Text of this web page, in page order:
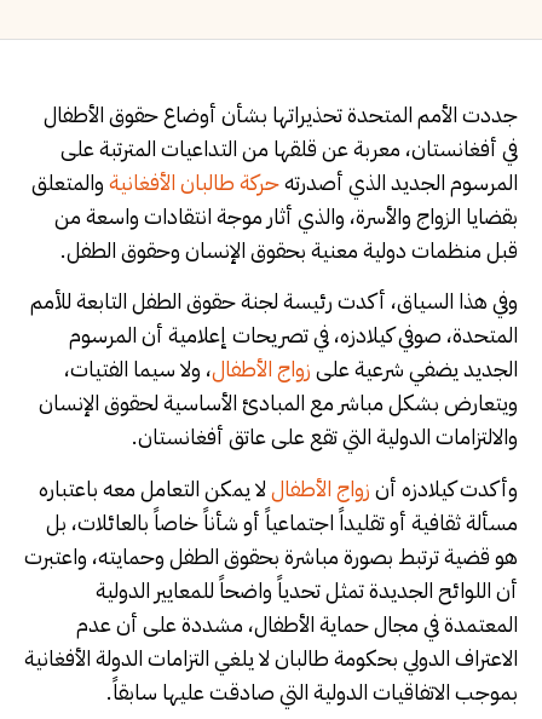
جددت الأمم المتحدة تحذيراتها بشأن أوضاع حقوق الأطفال
في أفغانستان، معربة عن قلقها من التداعيات المترتبة على
المرسوم الجديد الذي أصدرتهحركة طالبان الأفغانيةوالمتعلق
بقضايا الزواج والأسرة، والذي أثار موجة انتقادات واسعة من
قبل منظمات دولية معنية بحقوق الإنسان وحقوق الطفل.
وفي هذا السياق، أكدت رئيسة لجنة حقوق الطفل التابعة للأمم
المتحدة، صوفي كيلادزه، في تصريحات إعلامية أن المرسوم
الجديد يضفي شرعية علىزواج الأطفال، ولا سيما الفتيات،
ويتعارض بشكل مباشر مع المبادئ الأساسية لحقوق الإنسان
والالتزامات الدولية التي تقع على عاتق أفغانستان.
وأكدت كيلادزه أنزواج الأطفاللا يمكن التعامل معه باعتباره
مسألة ثقافية أو تقليداً اجتماعياً أو شأناً خاصاً بالعائلات، بل
هو قضية ترتبط بصورة مباشرة بحقوق الطفل وحمايته، واعتبرت
أن اللوائح الجديدة تمثل تحدياً واضحاً للمعايير الدولية
المعتمدة في مجال حماية الأطفال، مشددة على أن عدم
الاعتراف الدولي بحكومة طالبان لا يلغي التزامات الدولة الأفغانية
بموجب الاتفاقيات الدولية التي صادقت عليها سابقاً.